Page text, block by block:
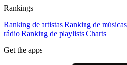
Rankings
Ranking de artistas Ranking de músicas
rádio Ranking de playlists Charts
Get the apps